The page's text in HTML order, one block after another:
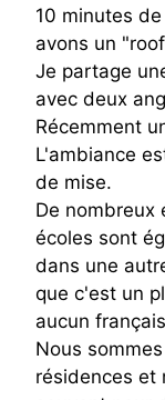
10 minutes
avons un
Je partage
avec deux
Récemment
L'ambiance
de mise.
De nombreux
écoles sont
dans une
que c'est un
aucun
Nous
résidences et